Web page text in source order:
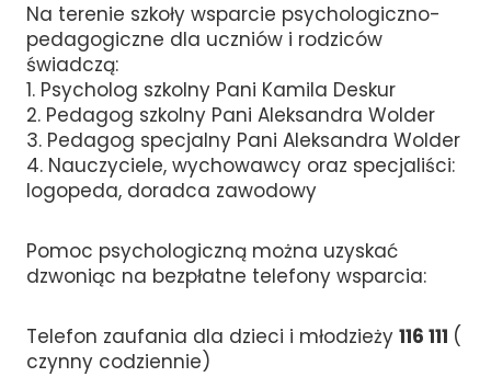
Na terenie szkoły wsparcie psychologiczno-
pedagogiczne dla uczniów i rodziców
świadczą:
1. Psycholog szkolny Pani Kamila Deskur
2. Pedagog szkolny Pani Aleksandra Wolder
3. Pedagog specjalny Pani Aleksandra Wolder
4. Nauczyciele, wychowawcy oraz specjaliści:
logopeda, doradca zawodowy
Pomoc psychologiczną można uzyskać
dzwoniąc na bezpłatne telefony wsparcia:
Telefon zaufania dla dzieci i młodzieży 116 111 (
czynny codziennie)